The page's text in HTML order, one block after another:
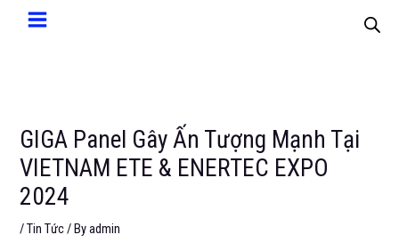
GIGA Panel Gây Ấn Tượng Mạnh Tại
VIETNAM ETE & ENERTEC EXPO
2024
/Tin Tức/ Byadmin